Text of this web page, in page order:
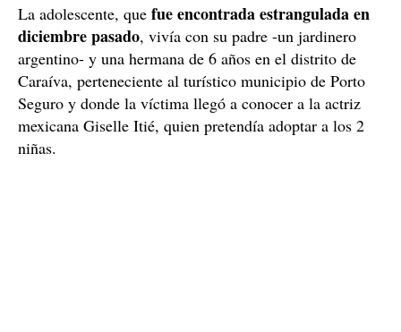
La adolescente, que fue encontrada estrangulada en
diciembre pasado, vivía con su padre -un jardinero
argentino- y una hermana de 6 años en el distrito de
Caraíva, perteneciente al turístico municipio de Porto
Seguro y donde la víctima llegó a conocer a la actriz
mexicana Giselle Itié, quien pretendía adoptar a los 2
niñas.